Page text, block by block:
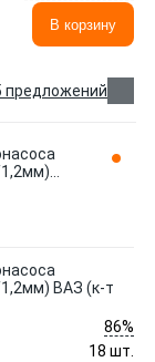
В корзину
предложений
ВАЗ (к-т
86%
18 шт.